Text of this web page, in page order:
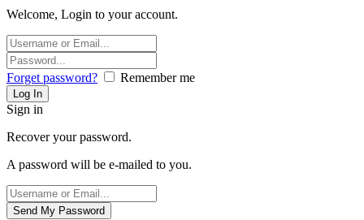
Welcome, Login to your account.
Forget password? Remember me
Sign in
Recover your password.
A password will be e-mailed to you.